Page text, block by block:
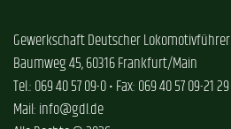
Gewerkschaft Deutscher Lokomotivführer
Baumweg 45, 60316 Frankfurt/Main
Tel.: 069 40 57 09-0 • Fax: 069 40 57 09-21 29
Mail: info@gdl.de